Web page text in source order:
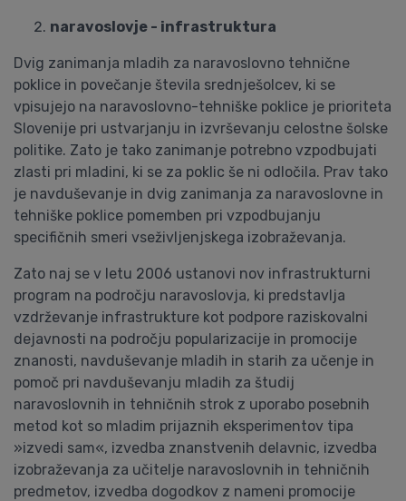
naravoslovje - infrastruktura
Dvig zanimanja mladih za naravoslovno tehnične
poklice in povečanje števila srednješolcev, ki se
vpisujejo na naravoslovno-tehniške poklice je prioriteta
Slovenije pri ustvarjanju in izvrševanju celostne šolske
politike. Zato je tako zanimanje potrebno vzpodbujati
zlasti pri mladini, ki se za poklic še ni odločila. Prav tako
je navduševanje in dvig zanimanja za naravoslovne in
tehniške poklice pomemben pri vzpodbujanju
specifičnih smeri vseživljenjskega izobraževanja.
Zato naj se v letu 2006 ustanovi nov infrastrukturni
program na področju naravoslovja, ki predstavlja
vzdrževanje infrastrukture kot podpore raziskovalni
dejavnosti na področju popularizacije in promocije
znanosti, navduševanje mladih in starih za učenje in
pomoč pri navduševanju mladih za študij
naravoslovnih in tehničnih strok z uporabo posebnih
metod kot so mladim prijaznih eksperimentov tipa
»izvedi sam«, izvedba znanstvenih delavnic, izvedba
izobraževanja za učitelje naravoslovnih in tehničnih
predmetov, izvedba dogodkov z nameni promocije